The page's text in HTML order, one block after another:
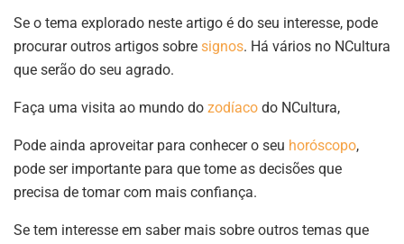
Se o tema explorado neste artigo é do seu interesse, pode
procurar outros artigos sobre signos. Há vários no NCultura
que serão do seu agrado.
Faça uma visita ao mundo do zodíaco do NCultura,
Pode ainda aproveitar para conhecer o seu horóscopo,
pode ser importante para que tome as decisões que
precisa de tomar com mais confiança.
Se tem interesse em saber mais sobre outros temas que